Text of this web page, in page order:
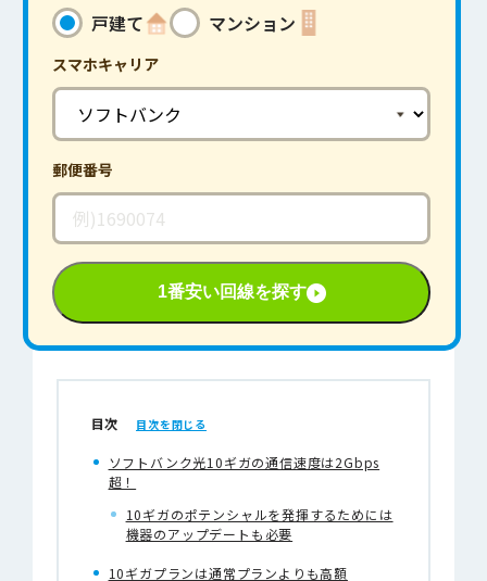
戸建て マンション
スマホキャリア
郵便番号
1番安い回線を探す
目次
ソフトバンク光10ギガの通信速度は2Gbps
超！
10ギガのポテンシャルを発揮するためには
機器のアップデートも必要
10ギガプランは通常プランよりも高額